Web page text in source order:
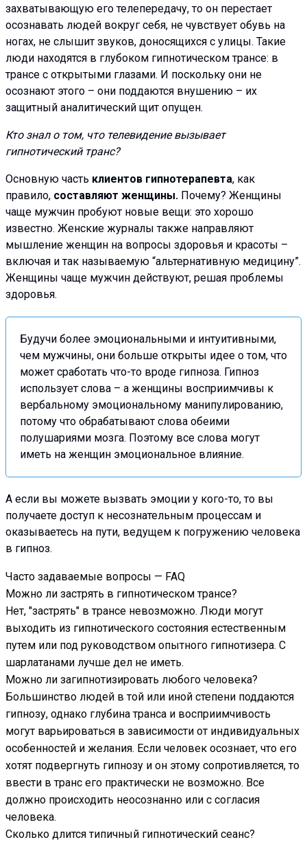
захватывающую его телепередачу, то он перестает
осознавать людей вокруг себя, не чувствует обувь на
ногах, не слышит звуков, доносящихся с улицы. Такие
люди находятся в глубоком гипнотическом трансе: в
трансе с открытыми глазами. И поскольку они не
осознают этого – они поддаются внушению – их
защитный аналитический щит опущен.
Кто знал о том, что телевидение вызывает
гипнотический транс?
Основную часть клиентов гипнотерапевта, как
правило, составляют женщины. Почему? Женщины
чаще мужчин пробуют новые вещи: это хорошо
известно. Женские журналы также направляют
мышление женщин на вопросы здоровья и красоты –
включая и так называемую “альтернативную медицину”.
Женщины чаще мужчин действуют, решая проблемы
здоровья.
Будучи более эмоциональными и интуитивными,
чем мужчины, они больше открыты идее о том, что
может сработать что-то вроде гипноза. Гипноз
использует слова – а женщины восприимчивы к
вербальному эмоциональному манипулированию,
потому что обрабатывают слова обеими
полушариями мозга. Поэтому все слова могут
иметь на женщин эмоциональное влияние.
А если вы можете вызвать эмоции у кого-то, то вы
получаете доступ к несознательным процессам и
оказываетесь на пути, ведущем к погружению человека
в гипноз.
Часто задаваемые вопросы — FAQ
Можно ли застрять в гипнотическом трансе?
Нет, "застрять" в трансе невозможно. Люди могут
выходить из гипнотического состояния естественным
путем или под руководством опытного гипнотизера. С
шарлатанами лучше дел не иметь.
Можно ли загипнотизировать любого человека?
Большинство людей в той или иной степени поддаются
гипнозу, однако глубина транса и восприимчивость
могут варьироваться в зависимости от индивидуальных
особенностей и желания. Если человек осознает, что его
хотят подвергнуть гипнозу и он этому сопротивляется, то
ввести в транс его практически не возможно. Все
должно происходить неосознанно или с согласия
человека.
Сколько длится типичный гипнотический сеанс?